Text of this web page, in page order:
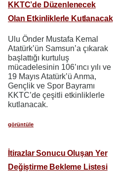
KKTC’de Düzenlenecek
Olan Etkinliklerle Kutlanacak
Ulu Önder Mustafa Kemal
Atatürk’ün Samsun’a çıkarak
başlattığı kurtuluş
mücadelesinin 106’ıncı yılı ve
19 Mayıs Atatürk’ü Anma,
Gençlik ve Spor Bayramı
KKTC’de çeşitli etkinliklerle
kutlanacak.
görüntüle
İtirazlar Sonucu Oluşan Yer
Değiştirme Bekleme Listesi